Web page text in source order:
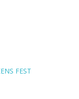
FEST